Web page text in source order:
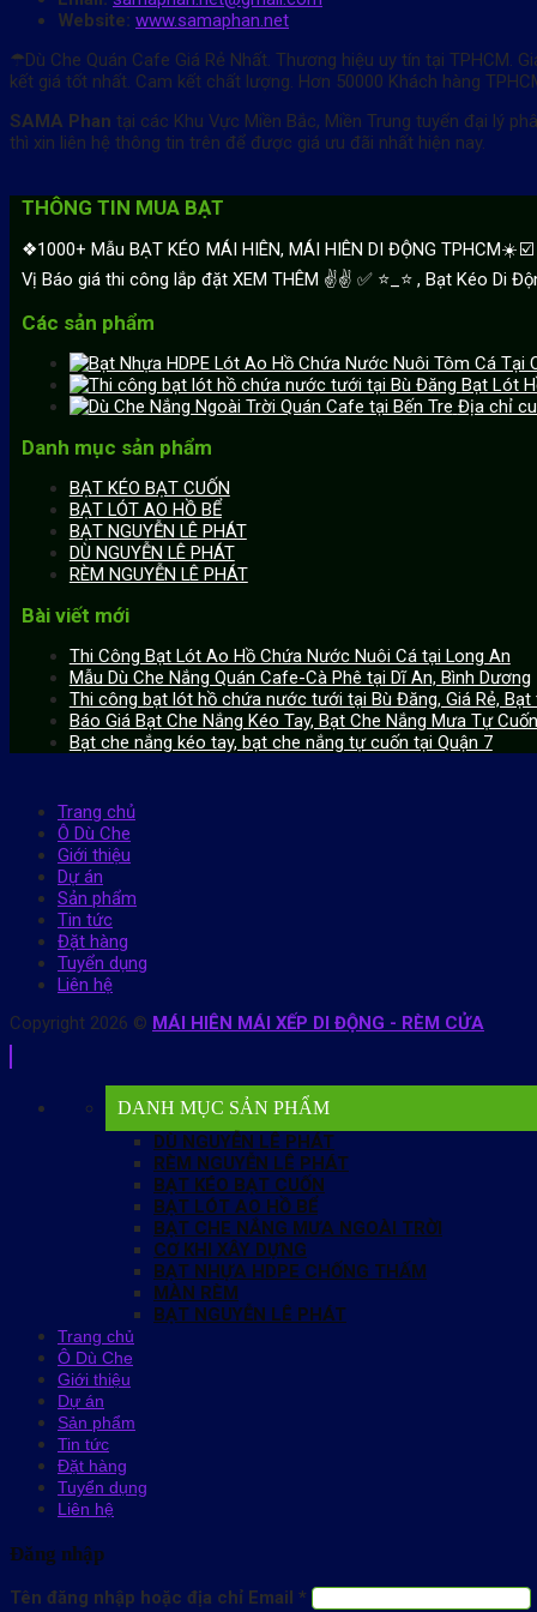
Website: www.samaphan.net
☂Dù Che Quán Cafe Giá Rẻ Nhất. Thương hiệu uy tín tại TPHCM.
kết giá tốt nhất. Cam kết chất lượng. Hơn 50000 Khách hàng
SAMA Phan tại các Khu Vực Miền Bắc, Miền Trung tuyển đại lý
thì xin liên hệ thông tin trên để được giá ưu đãi nhất hiện nay.
THÔNG TIN MUA BẠT
❖1000+ Mẫu BẠT KÉO MÁI HIÊN, MÁI HIÊN DI ĐỘNG
Vị Báo giá thi công lắp đặt XEM THÊM ✌✌ ✅ ⭐️_⭐ , Bạt Kéo Di
Các sản phẩm
Bạt Lót
Địa chỉ
Danh mục sản phẩm
BẠT KÉO BẠT CUỐN
BẠT LÓT AO HỒ BỂ
BẠT NGUYỄN LÊ PHÁT
DÙ NGUYỄN LÊ PHÁT
RÈM NGUYỄN LÊ PHÁT
Bài viết mới
Thi Công Bạt Lót Ao Hồ Chứa Nước Nuôi Cá tại Long An
Mẫu Dù Che Nắng Quán Cafe-Cà Phê tại Dĩ An, Bình Dương
Thi công bạt lót hồ chứa nước tưới tại Bù Đăng, Giá Rẻ, Bạt
Báo Giá Bạt Che Nắng Kéo Tay, Bạt Che Nắng Mưa Tự
Bạt che nắng kéo tay, bạt che nắng tự cuốn tại Quận 7
Trang chủ
Ô Dù Che
Giới thiệu
Dự án
Sản phẩm
Tin tức
Đặt hàng
Tuyển dụng
Liên hệ
Copyright 2026 © MÁI HIÊN MÁI XẾP DI ĐỘNG - RÈM CỬA
DANH MỤC SẢN PHẨM
DÙ NGUYỄN LÊ PHÁT
RÈM NGUYỄN LÊ PHÁT
BẠT KÉO BẠT CUỐN
BẠT LÓT AO HỒ BỂ
BẠT CHE NẮNG MƯA NGOÀI TRỜI
CƠ KHI XÂY DỰNG
BẠT NHỰA HDPE CHỐNG THẤM
MÀN RÈM
BẠT NGUYỄN LÊ PHÁT
Trang chủ
Ô Dù Che
Giới thiệu
Dự án
Sản phẩm
Tin tức
Đặt hàng
Tuyển dụng
Liên hệ
Đăng nhập
Tên đăng nhập hoặc địa chỉ Email *